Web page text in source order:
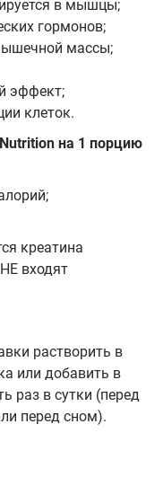
в мышцы;
гормонов;
массы;
эффект;
клеток.
на 1 порцию
креатина
входят
растворить в
или добавить в
раз в сутки (перед
перед сном).